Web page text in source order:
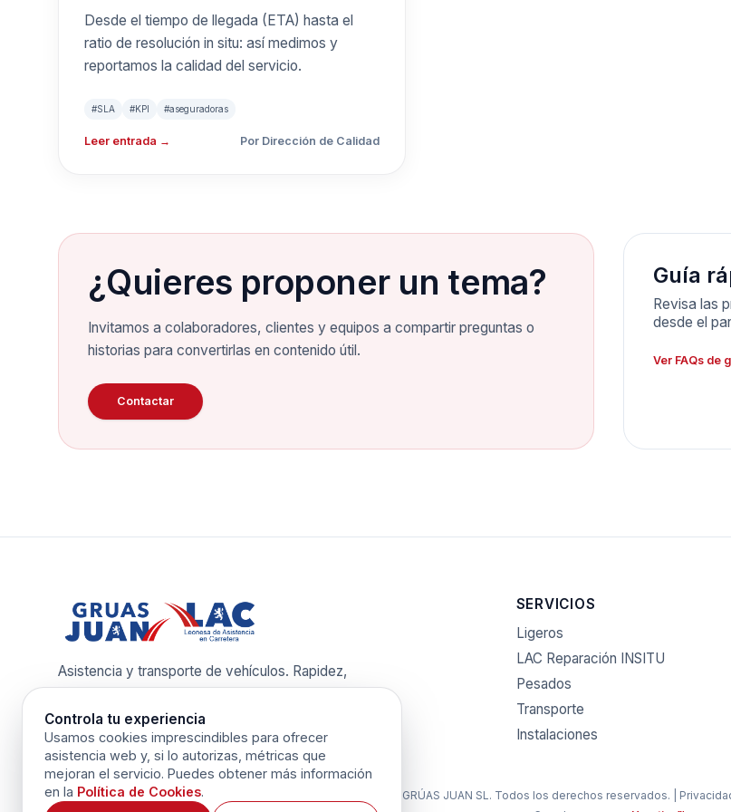
métricas que
importan a
aseguradoras
Desde el tiempo de llegada (ETA) hasta el
ratio de resolución in situ: así medimos y
reportamos la calidad del servicio.
#SLA #KPI #aseguradoras
Leer entrada → Por Dirección de Calidad
¿Quieres proponer un tema?
Invitamos a colaboradores, clientes y equipos a compartir preguntas o
historias para convertirlas en contenido útil.
Contactar
Guía
Revisa las
desde el
Ver FAQs de
Asistencia y transporte de vehículos. Rapidez,
seguridad y control operativo continuo.
SERVICIOS
Ligeros
LAC Reparación INSITU
Pesados
Transporte
Instalaciones
GRÚAS JUAN SL. Todos los derechos reservados. |
Controla tu experiencia
Usamos cookies imprescindibles para ofrecer
asistencia web y, si lo autorizas, métricas que
mejoran el servicio. Puedes obtener más información
en la Política de Cookies.